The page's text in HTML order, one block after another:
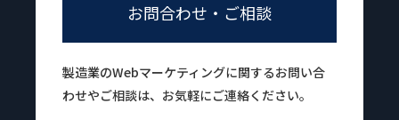
お問合わせ・ご相談
製造業のWebマーケティングに関するお問い合
わせやご相談は、お気軽にご連絡ください。